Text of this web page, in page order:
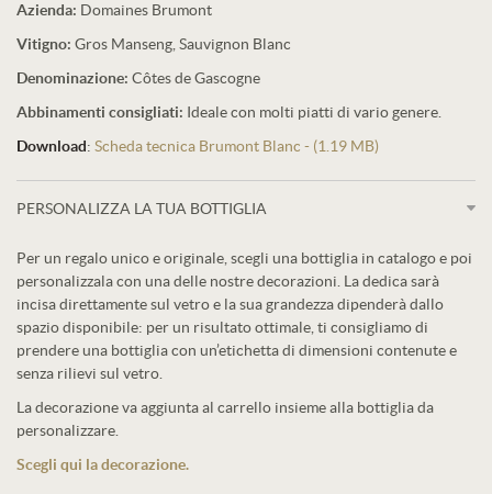
Azienda: Domaines Brumont
Vitigno: Gros Manseng, Sauvignon Blanc
Denominazione: Côtes de Gascogne
Abbinamenti consigliati: Ideale con molti piatti di vario genere.
Download: Scheda tecnica Brumont Blanc - (1.19 MB)
PERSONALIZZA LA TUA BOTTIGLIA
Per un regalo unico e originale, scegli una bottiglia in catalogo e poi
personalizzala con una delle nostre decorazioni. La dedica sarà
incisa direttamente sul vetro e la sua grandezza dipenderà dallo
spazio disponibile: per un risultato ottimale, ti consigliamo di
prendere una bottiglia con un’etichetta di dimensioni contenute e
senza rilievi sul vetro.
La decorazione va aggiunta al carrello insieme alla bottiglia da
personalizzare.
Scegli qui la decorazione.